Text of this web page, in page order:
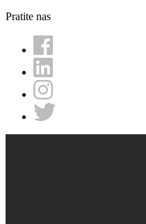
Pratite nas